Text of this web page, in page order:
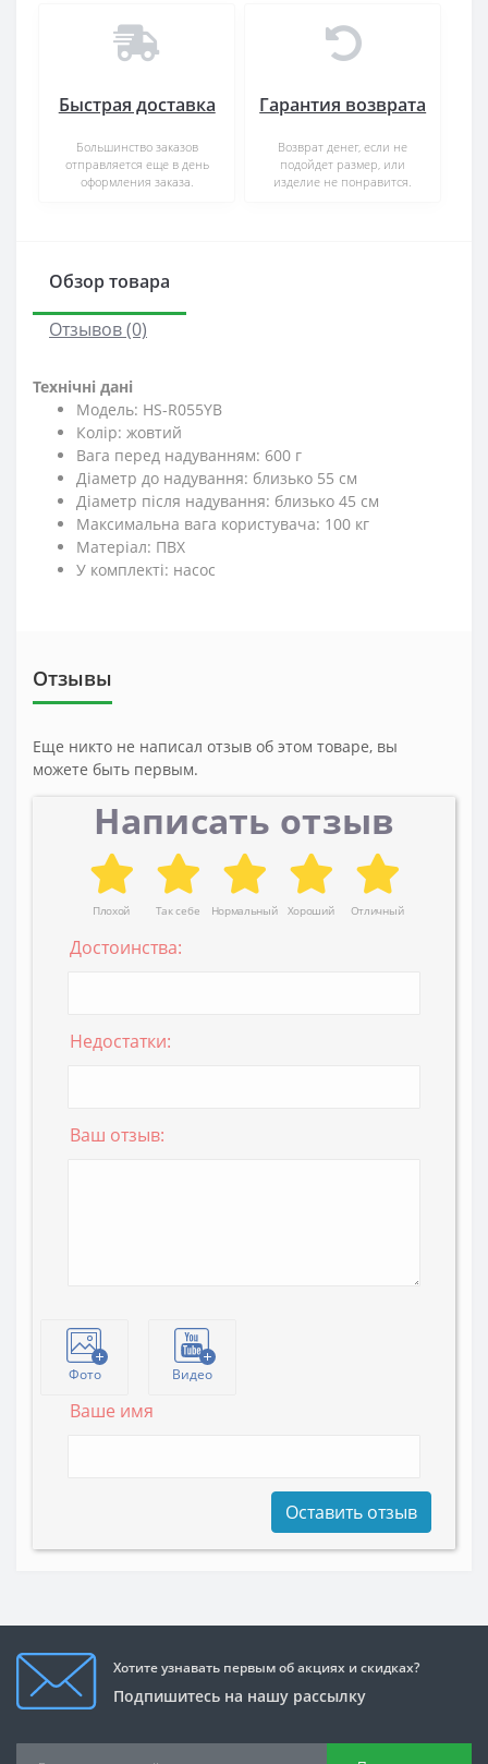
Быстрая доставка
Большинство заказов
отправляется еще в день
оформления заказа.
Гарантия возврата
Возврат денег, если не
подойдет размер, или
изделие не понравится.
Обзор товара
Отзывов (0)
Технічні дані
Модель: HS-R055YB
Колір: жовтий
Вага перед надуванням: 600 г
Діаметр до надування: близько 55 см
Діаметр після надування: близько 45 см
Максимальна вага користувача: 100 кг
Матеріал: ПВХ
У комплекті: насос
Отзывы
Еще никто не написал отзыв об этом товаре, вы
можете быть первым.
Написать отзыв
Плохой Так себе Нормальный Хороший Отличный
Достоинства:
Недостатки:
Ваш отзыв:
Фото Видео
Ваше имя
Оставить отзыв
Хотите узнавать первым об акциях и скидках?
Подпишитесь на нашу рассылку